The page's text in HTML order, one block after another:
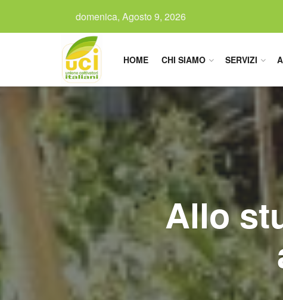
domenica, Agosto 9, 2026
HOME CHI SIAMO SERVIZI
Allo